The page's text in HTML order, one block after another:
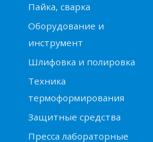
Пайка, сварка
Оборудование и
инструмент
Шлифовка и полировка
Техника
термоформирования
Защитные средства
Пресса лабораторные